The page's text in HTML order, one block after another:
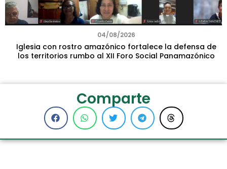
04/08/2026
Iglesia con rostro amazónico fortalece la defensa de
los territorios rumbo al XII Foro Social Panamazónico
Comparte